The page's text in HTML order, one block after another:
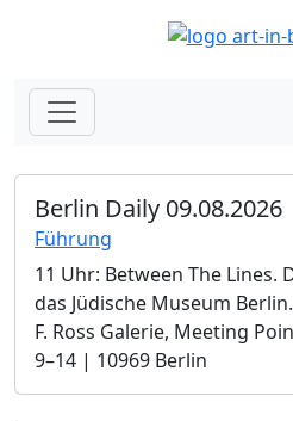
Berlin Daily 09.08.2026
Führung
11 Uhr: Between The Lines.
das Jüdische Museum
F. Ross Galerie, Meeting
9–14 | 10969 Berlin